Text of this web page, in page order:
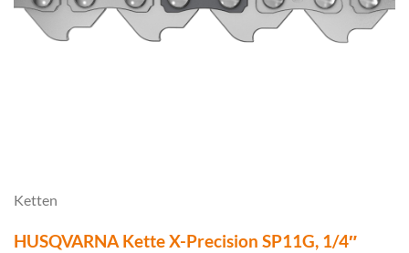
Ketten
HUSQVARNA Kette X-Precision SP11G, 1/4″